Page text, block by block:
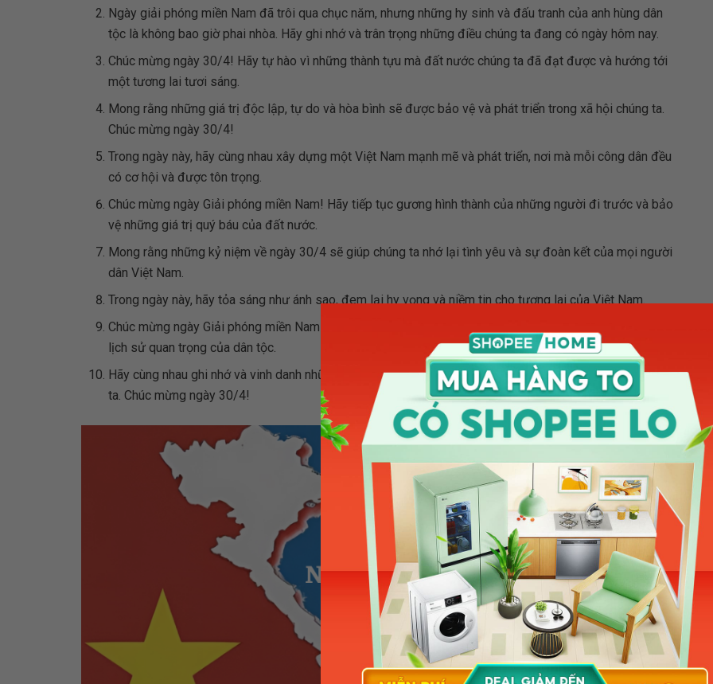
Ngày giải phóng miền Nam đã trôi qua chục năm, nhưng những hy sinh và đấu tranh của anh hùng dân
tộc là không bao giờ phai nhòa. Hãy ghi nhớ và trân trọng những điều chúng ta đang có ngày hôm nay.
Chúc mừng ngày 30/4! Hãy tự hào vì những thành tựu mà đất nước chúng ta đã đạt được và hướng tới
một tương lai tươi sáng.
Mong rằng những giá trị độc lập, tự do và hòa bình sẽ được bảo vệ và phát triển trong xã hội chúng ta.
Chúc mừng ngày 30/4!
Trong ngày này, hãy cùng nhau xây dựng một Việt Nam mạnh mẽ và phát triển, nơi mà mỗi công dân đều
có cơ hội và được tôn trọng.
Chúc mừng ngày Giải phóng miền Nam! Hãy tiếp tục gương hình thành của những người đi trước và bảo
vệ những giá trị quý báu của đất nước.
Mong rằng những kỷ niệm về ngày 30/4 sẽ giúp chúng ta nhớ lại tình yêu và sự đoàn kết của mọi người
dân Việt Nam.
Trong ngày này, hãy tỏa sáng như ánh sao, đem lại hy vọng và niềm tin cho tương lai của Việt Nam.
Chúc mừng ngày Giải phóng miền Nam! Hãy tôn vinh những người anh hùng đã đánh dấu một trang sử
lịch sử quan trọng của dân tộc.
Hãy cùng nhau ghi nhớ và vinh danh những người đã hy sinh và đấu tranh vì tự do và độc lập của chúng
ta. Chúc mừng ngày 30/4!